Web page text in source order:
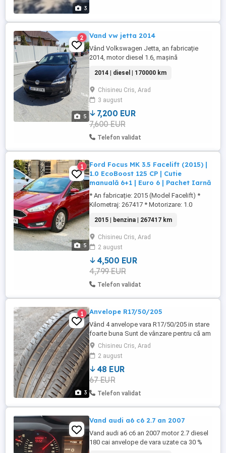
3
5
2 Vand vw jetta 2014
Vând Volkswagen Jetta, an fabricație
2014, motor diesel 1.6, mașină
funcționare și estetică. Combustibil:
Diesel Motor: 1600 cm An: 2014 Acte la zi
Mașina merge foarte bine Îngrijită și
întreținută
2014 | diesel | 170000 km
Chisineu Cris, Arad
3 august
7,200 EUR
7,600 EUR
Telefon validat
5
1
Ford Focus MK 3.5 Facelift (2015) |
1.0 EcoBoost 125 CP | Cutie
manuală 6+1 | Euro 6 | Pachet Iarnă
* An fabricație: 2015 (Model Facelift) *
Kilometraj: 267417 * Motorizare: 1.0
Normă poluare: Euro 6 * Cutie de viteze:
Manuală (6+1 trepte) * Proprietar:
Persoană fizică (Ofer certificat fiscal pe
loc) Dotări: * Volan încălzit * Parbriz
încălzit (degivrare rapidă) * ...
2015 | benzina | 267417 km
Chisineu Cris, Arad
2 august
4,500 EUR
4,799 EUR
Telefon validat
3
1 Anvelope R17/50/205
Vând 4 anvelope vara R17/50/205 in stare
foarte buna Sunt de vânzare pentru că am
pus anvelope all season Preț 250 lei setul
Informații telefon 0756494961
Chisineu Cris, Arad
2 august
48 EUR
67 EUR
Telefon validat
Vand audi a6 c6 2.7 an 2007
Vand audi a6 c6 an 2007 motor 2.7 diesel
180 cai anvelope de vara uzate ca 30 %